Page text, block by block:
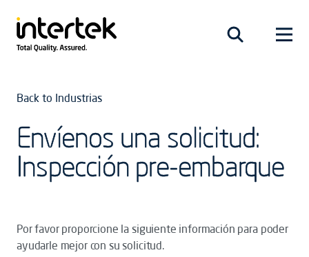
Back to Industrias
Envíenos una solicitud:
Inspección pre-embarque
Por favor proporcione la siguiente información para poder
ayudarle mejor con su solicitud.